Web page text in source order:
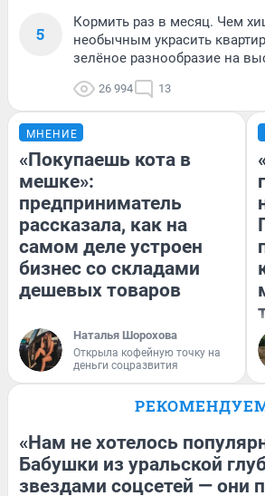
5
Кормить раз в месяц. Чем
необычным украсить
зелёное разнообразие на
26 994 13
МНЕНИЕ
«Покупаешь кота в
мешке»:
предприниматель
рассказала, как на
самом деле устроен
бизнес со складами
дешевых товаров
Наталья Шорохова
Открыла кофейную точку на
деньги соцразвития
«Нам не хотелось
Бабушки из уральской
звездами соцсетей — они